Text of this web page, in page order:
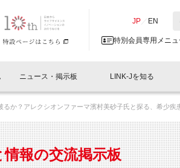
JP EN
特別会員専用メニュ
イベントレポート一覧
LINK-J主催・共催
？
ンタビュー 会報
ニュース・掲示板
人と情報の交流掲示板一覧
会員プレスリリース
LINK-Jを知る
紹介 事業
いて 入会
ラボ 施設
か？アレクシオンファーマ濱村美砂子氏と探る、希少疾
情報の交流掲示板